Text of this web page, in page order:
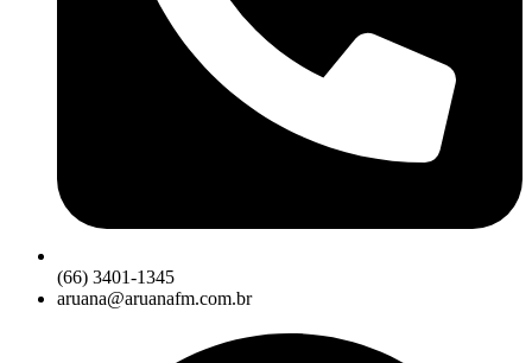
(66) 3401-1345
aruana@aruanafm.com.br